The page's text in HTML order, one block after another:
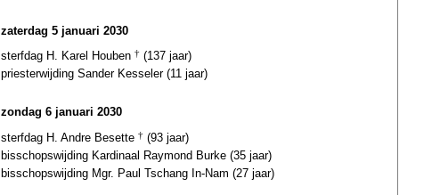
zaterdag 5 januari 2030
sterfdag H. Karel Houben † (137 jaar)
priesterwijding Sander Kesseler (11 jaar)
zondag 6 januari 2030
sterfdag H. Andre Besette † (93 jaar)
bisschopswijding Kardinaal Raymond Burke (35 jaar)
bisschopswijding Mgr. Paul Tschang In-Nam (27 jaar)